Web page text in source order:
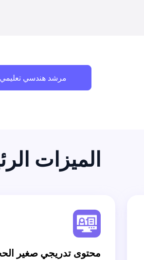
مرشد هندسي تعليمي
الميزات
محتوى تدريجي صغير